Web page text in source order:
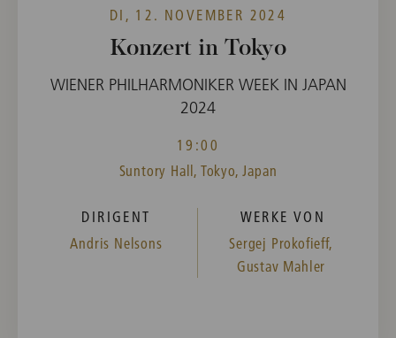
DI, 12. NOVEMBER 2024
Konzert in Tokyo
WIENER PHILHARMONIKER WEEK IN JAPAN
2024
19:00
Suntory Hall, Tokyo, Japan
DIRIGENT
Andris Nelsons
WERKE VON
Sergej Prokofieff,
Gustav Mahler